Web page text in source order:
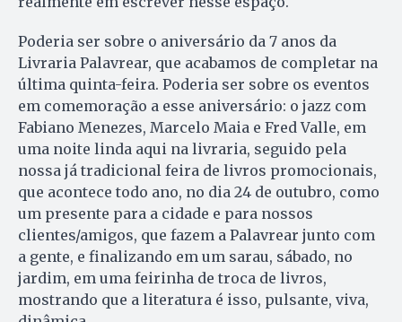
Poderia ser sobre o aniversário da 7 anos da
Livraria Palavrear, que acabamos de completar na
última quinta-feira. Poderia ser sobre os eventos
em comemoração a esse aniversário: o jazz com
Fabiano Menezes, Marcelo Maia e Fred Valle, em
uma noite linda aqui na livraria, seguido pela
nossa já tradicional feira de livros promocionais,
que acontece todo ano, no dia 24 de outubro, como
um presente para a cidade e para nossos
clientes/amigos, que fazem a Palavrear junto com
a gente, e finalizando em um sarau, sábado, no
jardim, em uma feirinha de troca de livros,
mostrando que a literatura é isso, pulsante, viva,